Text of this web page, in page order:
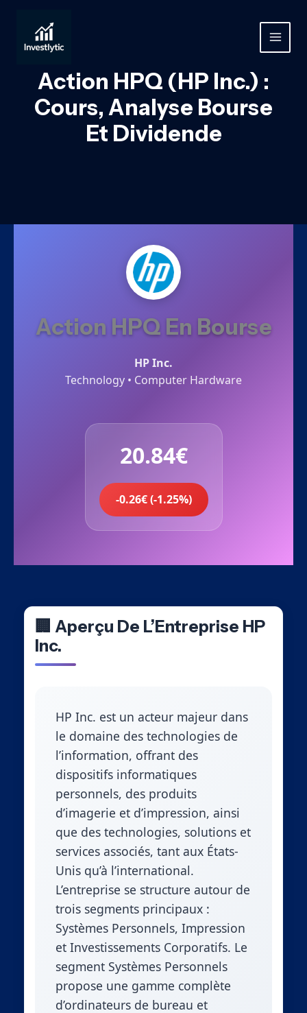
contenu
MAIN
Action HPQ (HP Inc.) :
Cours, Analyse Bourse
Et Dividende
Action HPQ En Bourse
HP Inc.
Technology • Computer Hardware
20.84€
-0.26€ (-1.25%)
🏢 Aperçu De L’Entreprise HP
Inc.
HP Inc. est un acteur majeur dans
le domaine des technologies de
l’information, offrant des
dispositifs informatiques
personnels, des produits
d’imagerie et d’impression, ainsi
que des technologies, solutions et
services associés, tant aux États-
Unis qu’à l’international.
L’entreprise se structure autour de
trois segments principaux :
Systèmes Personnels, Impression
et Investissements Corporatifs. Le
segment Systèmes Personnels
propose une gamme complète
d’ordinateurs de bureau et